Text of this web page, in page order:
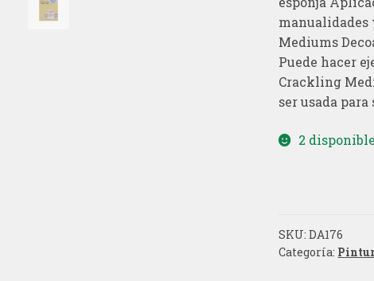
manualidades
Mediums
Puede hacer
Crackling
ser usada
2
SKU:DA176
Categoría: